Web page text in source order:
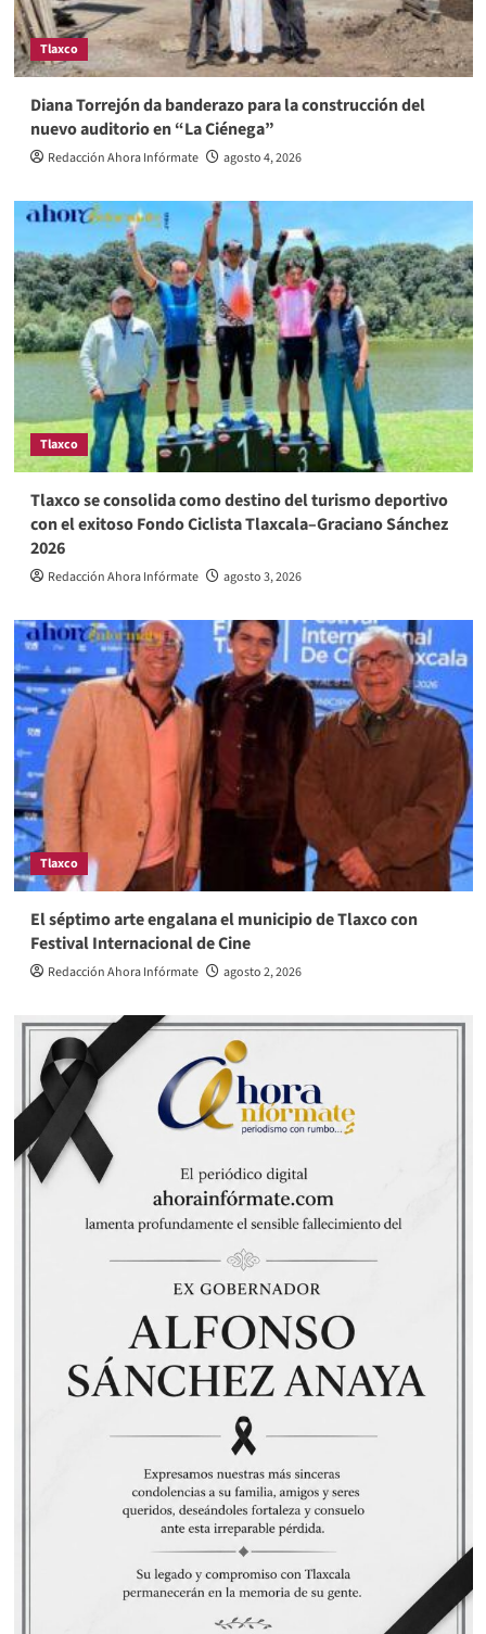
Tlaxco
Diana Torrejón da banderazo para la construcción del
nuevo auditorio en “La Ciénega”
Redacción Ahora Infórmate agosto 4, 2026
Tlaxco
Tlaxco se consolida como destino del turismo deportivo
con el exitoso Fondo Ciclista Tlaxcala–Graciano Sánchez
2026
Redacción Ahora Infórmate agosto 3, 2026
Tlaxco
El séptimo arte engalana el municipio de Tlaxco con
Festival Internacional de Cine
Redacción Ahora Infórmate agosto 2, 2026